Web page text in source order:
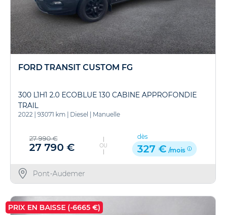
FORD TRANSIT CUSTOM FG
300 L1H1 2.0 ECOBLUE 130 CABINE APPROFONDIE
TRAIL
2022 93071 km Diesel Manuelle
27 990 €
27 790 € OU
dès
327 € /mois
Pont-Audemer
PRIX EN BAISSE (-6665 €)